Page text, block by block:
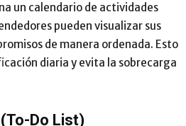
un calendario de actividades
pueden visualizar sus
de manera ordenada. Esto
diaria y evita la sobrecarga
Do List)